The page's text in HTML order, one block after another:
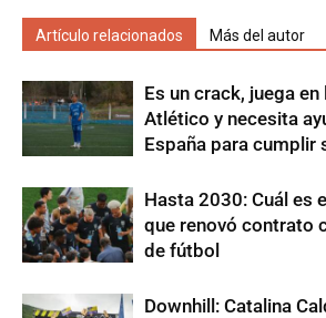
Artículo relacionados Más del autor
Es un crack, juega
Atlético y necesita
España para cumplir
Hasta 2030: Cuál es
que renovó contrato
de fútbol
Downhill: Catalina